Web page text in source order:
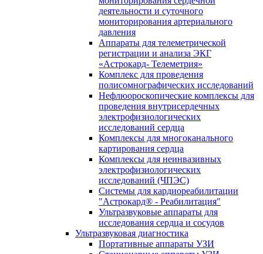
деятельности и суточного
мониторирования артериального
давления
Аппараты для телеметрической
регистрации и анализа ЭКГ
«Астрокард- Телеметрия»
Комплекс для проведения
полисомнографических исследований
Нефлюороскопические комплексы для
проведения внутрисердечных
электрофизиологических
исследований сердца
Комплексы для многоканального
картирования сердца
Комплексы для неинвазивных
электрофизиологических
исследований (ЧПЭС)
Системы для кардиореабилитации
"Астрокард® - Реабилитация"
Ультразвуковые аппараты для
исследования сердца и сосудов
Ультразвуковая диагностика
Портативные аппараты УЗИ